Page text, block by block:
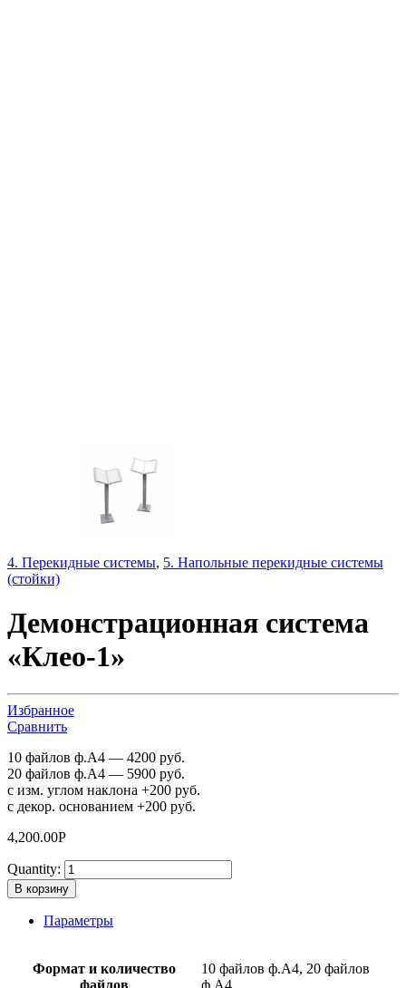
4. Перекидные системы, 5. Напольные перекидные системы
(стойки)
Демонстрационная система
«Клео-1»
Избранное
Сравнить
10 файлов ф.А4 — 4200 руб.
20 файлов ф.А4 — 5900 руб.
с изм. углом наклона +200 руб.
с декор. основанием +200 руб.
4,200.00Р
Quantity:
В корзину
Параметры
Формат и количество
файлов
10 файлов ф.А4, 20 файлов
ф.А4